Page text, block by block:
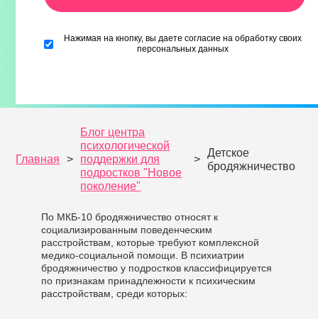
Нажимая на кнопку, вы даете согласие на обработку своих
персональных данных
Главная >
Блог центра
психологической
поддержки для
подростков "Новое
поколение"
>
Детское
бродяжничество
По МКБ-10 бродяжничество относят к
социализированным поведенческим
расстройствам, которые требуют комплексной
медико-социальной помощи. В психиатрии
бродяжничество у подростков классифицируется
по признакам принадлежности к психическим
расстройствам, среди которых: